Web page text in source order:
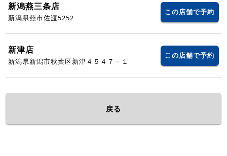
新潟燕三条店
新潟県燕市佐渡5252
この店舗で予約
新津店
新潟県新潟市秋葉区新津４５４７－１
この店舗で予約
戻る